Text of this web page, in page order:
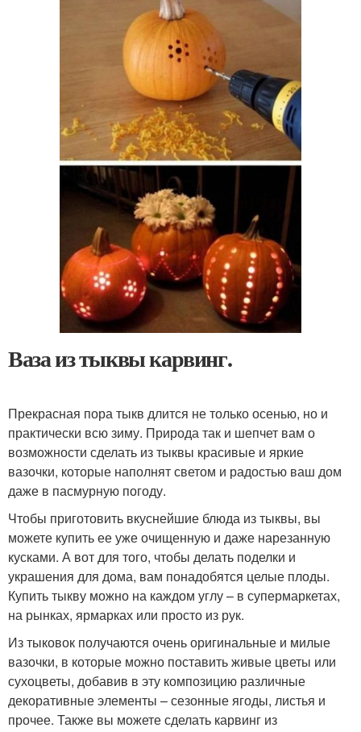
Ваза из тыквы карвинг.
Прекрасная пора тыкв длится не только осенью, но и
практически всю зиму. Природа так и шепчет вам о
возможности сделать из тыквы красивые и яркие
вазочки, которые наполнят светом и радостью ваш дом
даже в пасмурную погоду.
Чтобы приготовить вкуснейшие блюда из тыквы, вы
можете купить ее уже очищенную и даже нарезанную
кусками. А вот для того, чтобы делать поделки и
украшения для дома, вам понадобятся целые плоды.
Купить тыкву можно на каждом углу – в супермаркетах,
на рынках, ярмарках или просто из рук.
Из тыковок получаются очень оригинальные и милые
вазочки, в которые можно поставить живые цветы или
сухоцветы, добавив в эту композицию различные
декоративные элементы – сезонные ягоды, листья и
прочее. Также вы можете сделать карвинг из